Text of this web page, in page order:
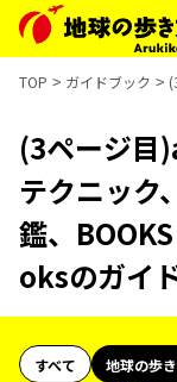
TOP ガイドブック
(3ページ目
テクニック
鑑、
oksのガイ
すべて 地球の歩